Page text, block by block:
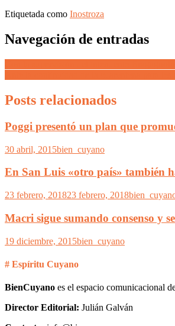
Etiquetada como Inostroza
Navegación de entradas
Posts relacionados
Poggi presentó un plan que
30 abril, 2015bien_cuyano
En San Luis «otro país» también
23 febrero, 201823 febrero, 2018
Macri sigue sumando consenso y
19 diciembre, 2015bien_cuyano
# Espíritu Cuyano
BienCuyano es el espacio comunicacional
Director Editorial: Julián Galván